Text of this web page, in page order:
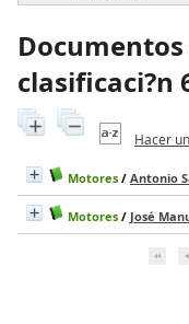
clasificaci?n
Hacer
Motores / Antonio
Motores / José